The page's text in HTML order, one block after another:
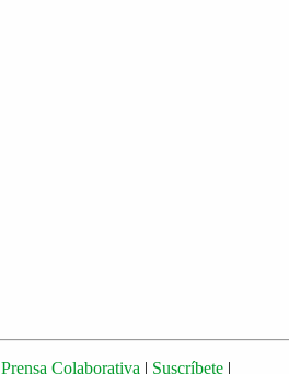
Prensa Colaborativa | Suscríbete|